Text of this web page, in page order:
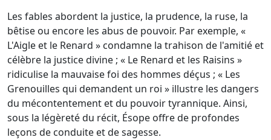
Les fables abordent la justice, la prudence, la ruse, la
bêtise ou encore les abus de pouvoir. Par exemple, «
L'Aigle et le Renard » condamne la trahison de l'amitié et
célèbre la justice divine ; « Le Renard et les Raisins »
ridiculise la mauvaise foi des hommes déçus ; « Les
Grenouilles qui demandent un roi » illustre les dangers
du mécontentement et du pouvoir tyrannique. Ainsi,
sous la légèreté du récit, Ésope offre de profondes
leçons de conduite et de sagesse.